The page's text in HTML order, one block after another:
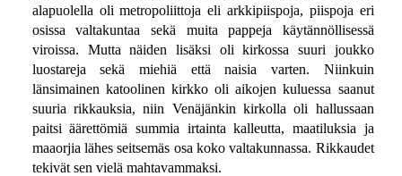
alapuolella oli metropoliittoja eli arkkipiispoja, piispoja eri
osissa valtakuntaa sekä muita pappeja käytännöllisessä
viroissa. Mutta näiden lisäksi oli kirkossa suuri joukko
luostareja sekä miehiä että naisia varten. Niinkuin
länsimainen katoolinen kirkko oli aikojen kuluessa saanut
suuria rikkauksia, niin Venäjänkin kirkolla oli hallussaan
paitsi äärettömiä summia irtainta kalleutta, maatiluksia ja
maaorjia lähes seitsemäs osa koko valtakunnassa. Rikkaudet
tekivät sen vielä mahtavammaksi.